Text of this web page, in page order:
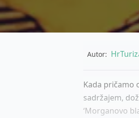
Autor:
Kada pričamo
sadržajem,
‘Morganovo